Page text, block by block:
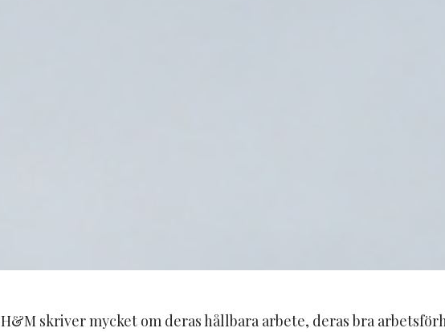
H&M skriver mycket om deras hållbara arbete, deras bra